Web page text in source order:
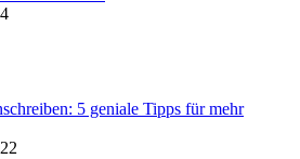
5 geniale Tipps für mehr